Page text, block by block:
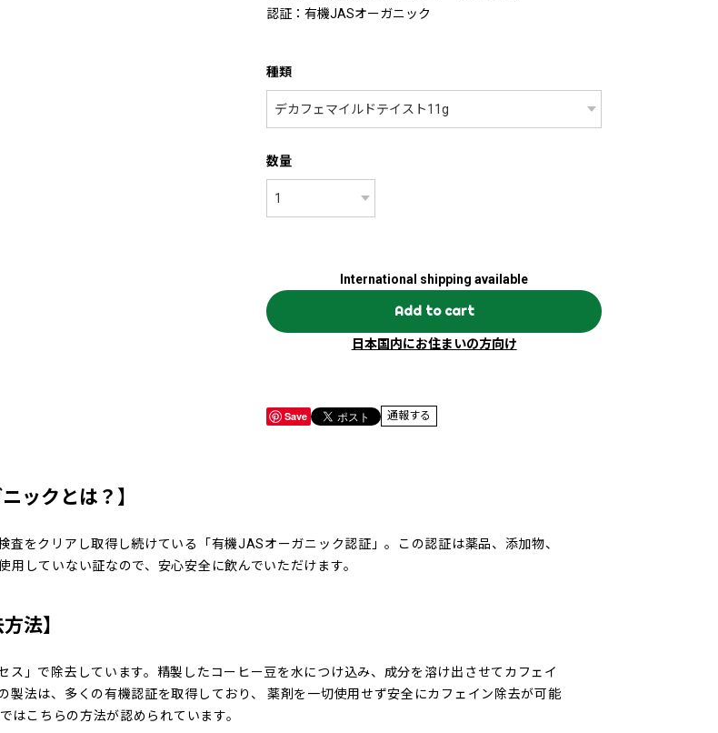
認証：有機JASオーガニック
種類
数量
International shipping available
Add to cart
日本国内にお住まいの方向け
Save 通報する
ックとは？】
査をクリアし取得し続けている「有機JASオーガニック認証」。この認証は薬品、添加物、
用していない証なので、安心安全に飲んでいただけます。
法】
ス」で除去しています。精製したコーヒー豆を水につけ込み、成分を溶け出させてカフェイ
製法は、多くの有機認証を取得しており、 薬剤を一切使用せず安全にカフェイン除去が可能
はこちらの方法が認められています。